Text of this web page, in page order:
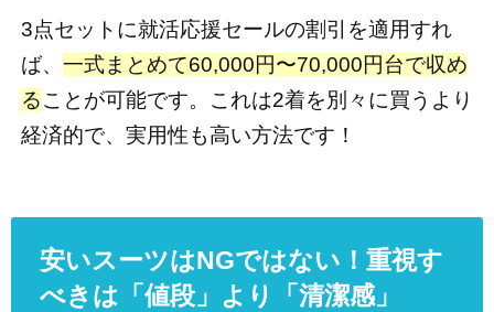
3点セットに就活応援セールの割引を適用すれ
ば、 一式まとめて60,000円〜70,000円台で収め
ることが可能です。これは2着を別々に買うより
経済的で、実用性も高い方法です！
安いスーツはNGではない！重視す
べきは「値段」より「清潔感」